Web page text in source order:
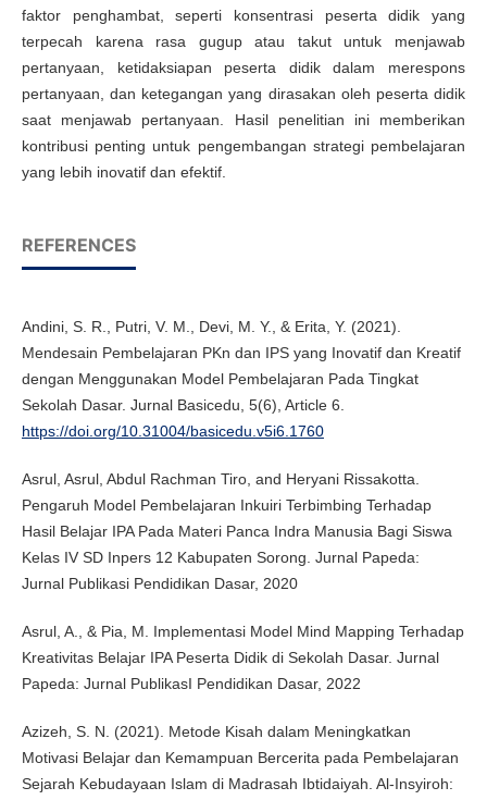
faktor penghambat, seperti konsentrasi peserta didik yang
terpecah karena rasa gugup atau takut untuk menjawab
pertanyaan, ketidaksiapan peserta didik dalam merespons
pertanyaan, dan ketegangan yang dirasakan oleh peserta didik
saat menjawab pertanyaan. Hasil penelitian ini memberikan
kontribusi penting untuk pengembangan strategi pembelajaran
yang lebih inovatif dan efektif.
REFERENCES
Andini, S. R., Putri, V. M., Devi, M. Y., & Erita, Y. (2021).
Mendesain Pembelajaran PKn dan IPS yang Inovatif dan Kreatif
dengan Menggunakan Model Pembelajaran Pada Tingkat
Sekolah Dasar. Jurnal Basicedu, 5(6), Article 6.
https://doi.org/10.31004/basicedu.v5i6.1760
Asrul, Asrul, Abdul Rachman Tiro, and Heryani Rissakotta.
Pengaruh Model Pembelajaran Inkuiri Terbimbing Terhadap
Hasil Belajar IPA Pada Materi Panca Indra Manusia Bagi Siswa
Kelas IV SD Inpers 12 Kabupaten Sorong. Jurnal Papeda:
Jurnal Publikasi Pendidikan Dasar, 2020
Asrul, A., & Pia, M. Implementasi Model Mind Mapping Terhadap
Kreativitas Belajar IPA Peserta Didik di Sekolah Dasar. Jurnal
Papeda: Jurnal PublikasI Pendidikan Dasar, 2022
Azizeh, S. N. (2021). Metode Kisah dalam Meningkatkan
Motivasi Belajar dan Kemampuan Bercerita pada Pembelajaran
Sejarah Kebudayaan Islam di Madrasah Ibtidaiyah. Al-Insyiroh: